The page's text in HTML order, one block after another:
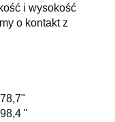
i wysokość
o kontakt z
"